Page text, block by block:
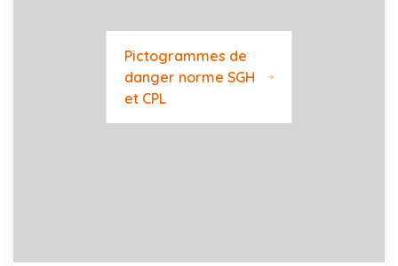
Pictogrammes de
danger norme SGH
et CPL